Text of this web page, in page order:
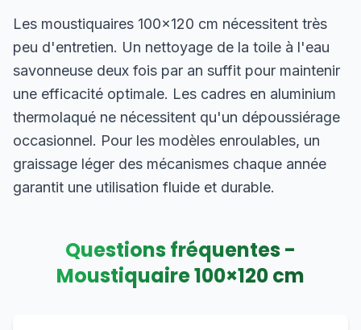
Les moustiquaires 100×120 cm nécessitent très
peu d'entretien. Un nettoyage de la toile à l'eau
savonneuse deux fois par an suffit pour maintenir
une efficacité optimale. Les cadres en aluminium
thermolaqué ne nécessitent qu'un dépoussiérage
occasionnel. Pour les modèles enroulables, un
graissage léger des mécanismes chaque année
garantit une utilisation fluide et durable.
Questions fréquentes -
Moustiquaire100×120cm